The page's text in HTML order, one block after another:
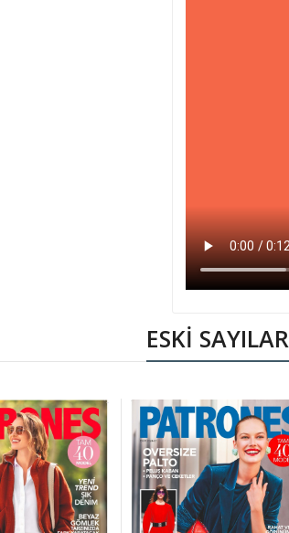
ESKİ SAYILAR